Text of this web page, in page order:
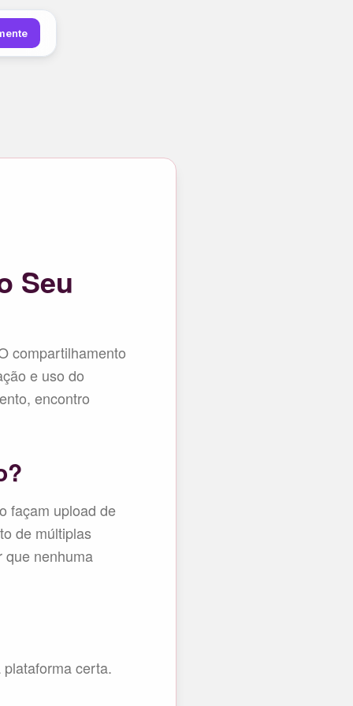
Seu
compartilhamento
e uso do
encontro
façam upload de
de múltiplas
que nenhuma
certa.